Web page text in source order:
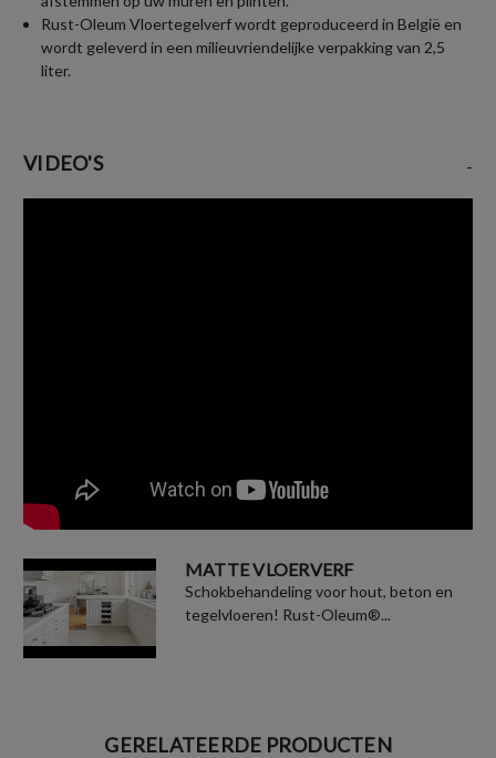
Rust-Oleum Vloertegelverf wordt geproduceerd in België en
wordt geleverd in een milieuvriendelijke verpakking van 2,5
liter.
VIDEO'S -
MATTE VLOERVERF
Schokbehandeling voor hout, beton en
tegelvloeren! Rust-Oleum®...
GERELATEERDE PRODUCTEN